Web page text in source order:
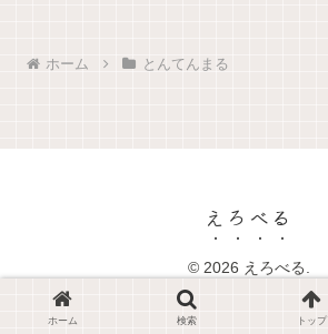
ホーム とんてんまる
えろべる
© 2026 えろべる.
ホーム 検索 トップ